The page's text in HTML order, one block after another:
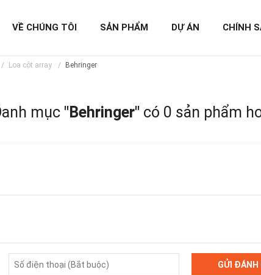
VỀ CHÚNG TÔI SẢN PHẨM DỰ ÁN CHÍNH
Loa cột array Behringer
mục "Behringer"có 0 sản phẩm
GỬI ĐÁNH